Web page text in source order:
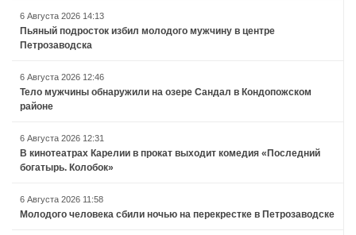
6 Августа 2026 14:13
Пьяный подросток избил молодого мужчину в центре
Петрозаводска
6 Августа 2026 12:46
Тело мужчины обнаружили на озере Сандал в Кондопожском
районе
6 Августа 2026 12:31
В кинотеатрах Карелии в прокат выходит комедия «Последний
богатырь. Колобок»
6 Августа 2026 11:58
Молодого человека сбили ночью на перекрестке в Петрозаводске